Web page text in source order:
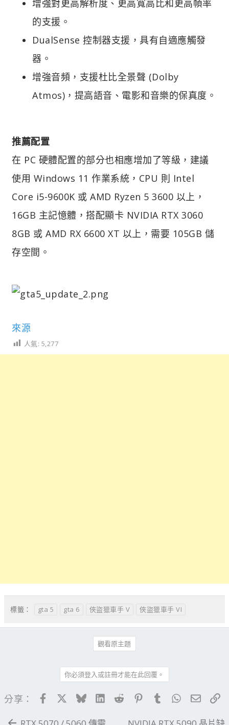
增強對更高解析度、更高寬高比和更高幀率
的支援。
DualSense 控制器支援，具有自適應觸發
器。
增強音頻，支援杜比全景聲 (Dolby
Atmos)，提高語音、電影和音樂的保真度。
推薦配置
在 PC 硬體配置的部分也相應增加了等級，建議
使用 Windows 11 作業系統，CPU 則 Intel
Core i5-9600K 或 AMD Ryzen 5 3600 以上，
16GB 主記憶體，搭配顯卡 NVIDIA RTX 3060
8GB 或 AMD RX 6600 XT 以上，需要 105GB 儲
存空間。
來源
人氣: 5,277
標籤： gta 5 gta 6 俠盜獵車手 V 俠盜獵車手 VI
觀看原主題
你必須登入或註冊才能在此回覆。
分享： FacebookBlueskyLinkedIn
Reddit PinterestTumblrWhatsApp
電子